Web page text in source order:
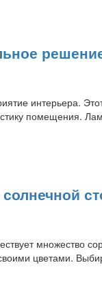
интерьера.
помещения.
множество
цветами.